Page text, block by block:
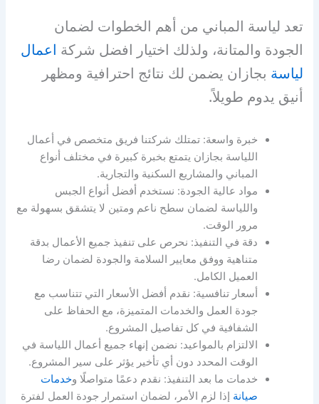
تعد لياسة المباني من أهم الخطوات لضمان
الجودة والمتانة، ولذلك اختيار افضل شركة اعمال
لياسة بجازان يضمن لك نتائج احترافية ومظهر
أنيق يدوم طويلاً.
خبرة واسعة: تمتلك شركتنا فريق متخصص في أعمال
اللياسة بجازان يتمتع بخبرة كبيرة في مختلف أنواع
المباني والمشاريع السكنية والتجارية.
مواد عالية الجودة: نستخدم أفضل أنواع الجبس
واللياسة لضمان سطح ناعم ومتين لا يتشقق بسهولة مع
مرور الوقت.
دقة في التنفيذ: نحرص على تنفيذ جميع الأعمال بدقة
متناهية ووفق معايير السلامة والجودة لضمان رضا
العميل الكامل.
أسعار تنافسية: نقدم أفضل الأسعار التي تتناسب مع
جودة العمل والخدمات المتميزة، مع الحفاظ على
الشفافية في كل تفاصيل المشروع.
الالتزام بالمواعيد: نضمن إنهاء جميع أعمال اللياسة في
الوقت المحدد دون أي تأخير يؤثر على سير المشروع.
خدمات ما بعد التنفيذ: نقدم دعمًا متواصلًا وخدمات
صيانة إذا لزم الأمر، لضمان استمرار جودة العمل لفترة